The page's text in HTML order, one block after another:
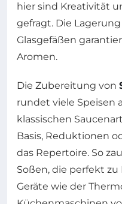
hier sind Kreativität
gefragt. Die
Glasgefäßen
Aromen.
Die Zubereitung von
rundet viele Speisen
klassischen
Basis, Reduktionen
das Repertoire. So
Soßen, die perfekt
Geräte wie der